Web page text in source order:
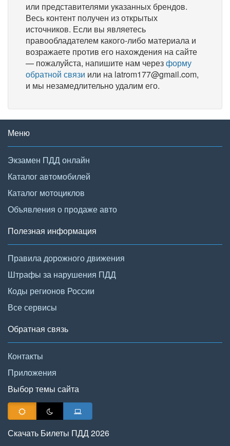
или представителями указанных брендов.
Весь контент получен из открытых
источников. Если вы являетесь
правообладателем какого-либо материала и
возражаете против его нахождения на сайте
— пожалуйста, напишите нам черезформу
обратной связи или на latrom177@gmail.com,
и мы незамедлительно удалим его.
Меню
Экзамен ПДД онлайн
Каталог автомобилей
Каталог мотоциклов
Объявления о продаже авто
Полезная информация
Правила дорожного движения
Штрафы за нарушения ПДД
Коды регионов России
Все сервисы
Обратная связь
Контакты
Приложения
Выбор темы сайта
Скачать Билеты ПДД 2026